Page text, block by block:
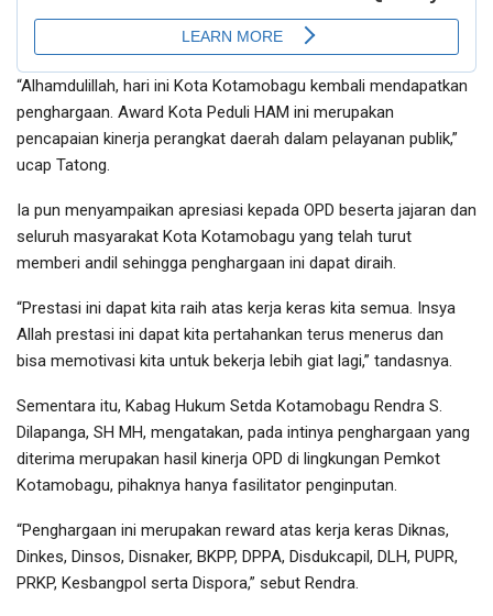
“Alhamdulillah, hari ini Kota Kotamobagu kembali mendapatkan
penghargaan. Award Kota Peduli HAM ini merupakan
pencapaian kinerja perangkat daerah dalam pelayanan publik,”
ucap Tatong.
Ia pun menyampaikan apresiasi kepada OPD beserta jajaran dan
seluruh masyarakat Kota Kotamobagu yang telah turut
memberi andil sehingga penghargaan ini dapat diraih.
“Prestasi ini dapat kita raih atas kerja keras kita semua. Insya
Allah prestasi ini dapat kita pertahankan terus menerus dan
bisa memotivasi kita untuk bekerja lebih giat lagi,” tandasnya.
Sementara itu, Kabag Hukum Setda Kotamobagu Rendra S.
Dilapanga, SH MH, mengatakan, pada intinya penghargaan yang
diterima merupakan hasil kinerja OPD di lingkungan Pemkot
Kotamobagu, pihaknya hanya fasilitator penginputan.
“Penghargaan ini merupakan reward atas kerja keras Diknas,
Dinkes, Dinsos, Disnaker, BKPP, DPPA, Disdukcapil, DLH, PUPR,
PRKP, Kesbangpol serta Dispora,” sebut Rendra.